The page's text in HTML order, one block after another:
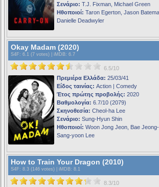
Σενάριο: T.J. Fixman, Michael Green
Ηθοποιοί: Taron Egerton, Jason
Danielle Deadwyler
Okay Madam (2020)
S4F : 6.1 (7 votes) | iMDB: 6.7
6.5/10
Πρεμιέρα Ελλάδα: 25/03/41
Είδος ταινίας: Action | Comedy
Έτος πρώτης προβολής: 2020
Βαθμολογία: 6.7/10 (2079)
Σκηνοθεσία: Cheol-ha Lee
Σενάριο: Sung-Hyun Shin
Ηθοποιοί: Woon Jong Jeon, Bae
Sang-yoon Lee
How to Train Your Dragon (2010)
S4F : 8.3 (146 votes) | iMDB: 8.1
8.3/10